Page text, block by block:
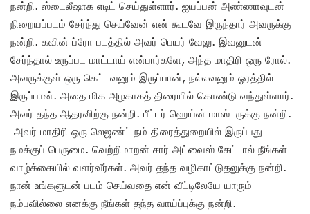
நன்றி. ஸ்டைலீஷாக எடிட் செய்துள்ளார். ஐயப்பன் அண்ணாவுடன்
நிறையப்படம் சேர்ந்து செய்வேன் என் கூடவே இருந்தார் அவருக்கு
நன்றி. கவின் ப்ரோ படத்தில் அவர் பெயர் வேலு. இவனுடன்
சேர்ந்தால் உருப்பட மாட்டாய் என்பார்களே, அந்த மாதிரி ஒரு ரோல்.
அவருக்குள் ஒரு கெட்டவனும் இருப்பான், நல்லவனும் ஓரத்தில்
இருப்பான். அதை மிக அழகாகத் திரையில் கொண்டு வந்துள்ளார்.
அவர் தந்த ஆதரவிற்கு நன்றி. பீட்டர் ஹெய்ன் மாஸ்டருக்கு நன்றி.
அவர் மாதிரி ஒரு லெஜண்ட் நம் திரைத்துறையில் இருப்பது
நமக்குப் பெருமை. வெற்றிமாறன் சார் அட்வைஸ் கேட்டால் நீங்கள்
வாழ்க்கையில் வளர்வீர்கள். அவர் தந்த வழிகாட்டுதலுக்கு நன்றி.
நான் உங்களுடன் படம் செய்வதை என் வீட்டிலேயே யாரும்
நம்பவில்லை எனக்கு நீங்கள் தந்த வாய்ப்புக்கு நன்றி.